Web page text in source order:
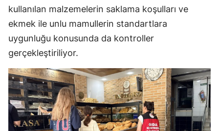
kullanılan malzemelerin saklama koşulları ve
ekmek ile unlu mamullerin standartlara
uygunluğu konusunda da kontroller
gerçekleştiriliyor.